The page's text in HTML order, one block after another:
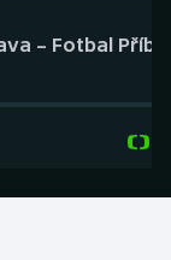
– Fotbal